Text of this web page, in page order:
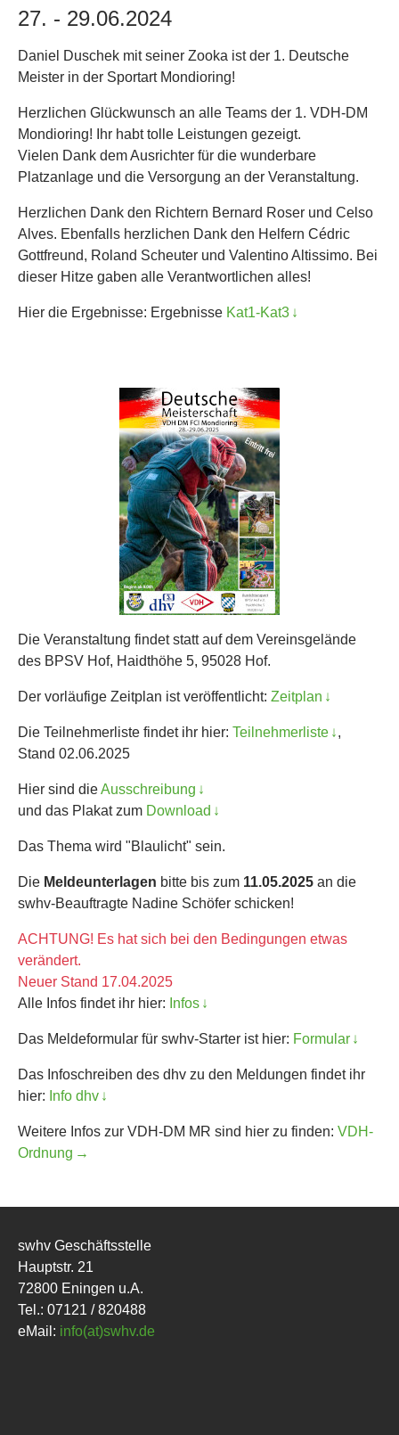
27. - 29.06.2024
Daniel Duschek mit seiner Zooka ist der 1. Deutsche
Meister in der Sportart Mondioring!
Herzlichen Glückwunsch an alle Teams der 1. VDH-DM
Mondioring! Ihr habt tolle Leistungen gezeigt.
Vielen Dank dem Ausrichter für die wunderbare
Platzanlage und die Versorgung an der Veranstaltung.
Herzlichen Dank den Richtern Bernard Roser und Celso
Alves. Ebenfalls herzlichen Dank den Helfern Cédric
Gottfreund, Roland Scheuter und Valentino Altissimo. Bei
dieser Hitze gaben alle Verantwortlichen alles!
Hier die Ergebnisse: Ergebnisse Kat1-Kat3
Die Veranstaltung findet statt auf dem Vereinsgelände
des BPSV Hof, Haidthöhe 5, 95028 Hof.
Der vorläufige Zeitplan ist veröffentlicht: Zeitplan
Die Teilnehmerliste findet ihr hier: Teilnehmerliste
,
Stand 02.06.2025
Hier sind dieAusschreibung
und das Plakat zum Download
Das Thema wird "Blaulicht" sein.
Die Meldeunterlagen bitte bis zum 11.05.2025 an die
swhv-Beauftragte Nadine Schöfer schicken!
ACHTUNG! Es hat sich bei den Bedingungen etwas
verändert.
Neuer Stand 17.04.2025
Alle Infos findet ihr hier: Infos
Das Meldeformular für swhv-Starter ist hier: Formular
Das Infoschreiben des dhv zu den Meldungen findet ihr
hier: Info dhv
Weitere Infos zur VDH-DM MR sind hier zu finden: VDH-
Ordnung
swhv Geschäftsstelle
Hauptstr. 21
72800 Eningen u.A.
Tel.: 07121 / 820488
eMail: info(at)swhv.de